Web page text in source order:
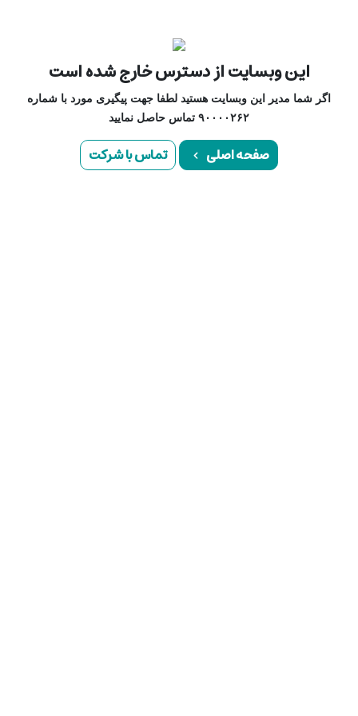
این وبسایت از دسترس خارج شده است
اگر شما مدیر این وبسایت هستید لطفا جهت پیگیری مورد با شماره
۹۰۰۰۰۲۶۲ تماس حاصل نمایید
صفحه اصلی تماس با شرکت